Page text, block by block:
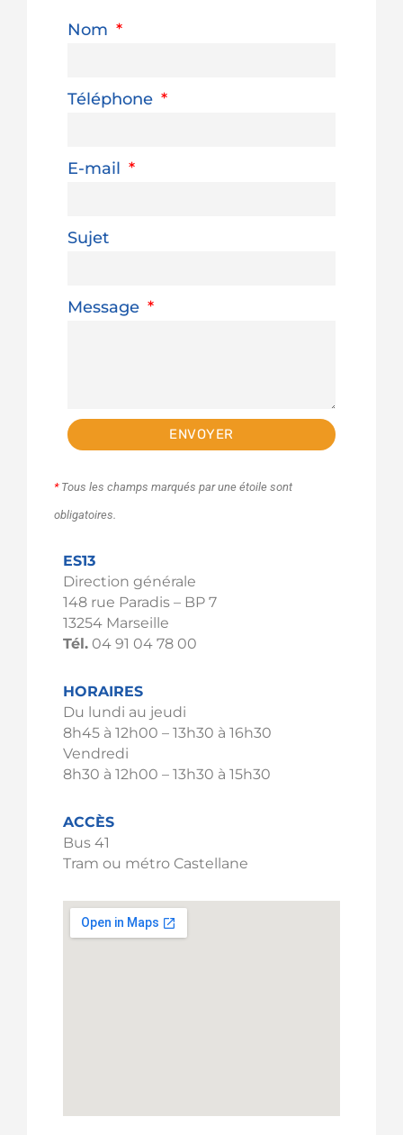
Nom
Téléphone
E-mail
Sujet
Message
ENVOYER
*Tous les champs marqués par une étoile sont
obligatoires.
ES13
Direction générale
148 rue Paradis – BP 7
13254 Marseille
Tél. 04 91 04 78 00
HORAIRES
Du lundi au jeudi
8h45 à 12h00 – 13h30 à 16h30
Vendredi
8h30 à 12h00 – 13h30 à 15h30
ACCÈS
Bus 41
Tram ou métro Castellane